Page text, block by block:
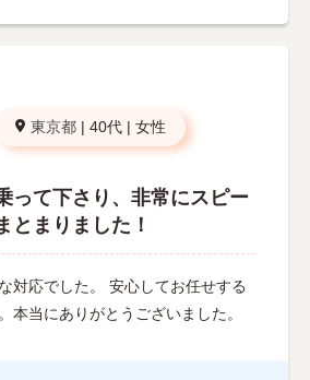
東京都 | 40代 | 女性
って下さり、非常にスピー
とまりました！
対応でした。 安心してお任せする
本当にありがとうございました。